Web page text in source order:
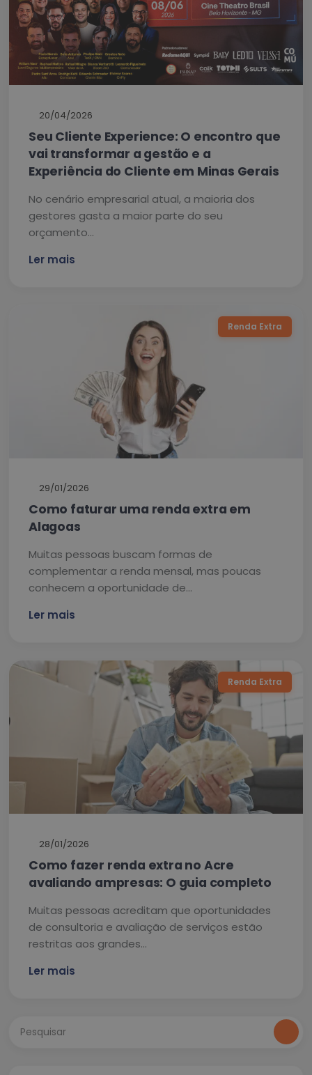
20/04/2026
Seu Cliente Experience: O encontro que
vai transformar a gestão e a
Experiência do Cliente em Minas Gerais
No cenário empresarial atual, a maioria dos
gestores gasta a maior parte do seu
orçamento…
Ler mais
Renda Extra
29/01/2026
Como faturar uma renda extra em
Alagoas
Muitas pessoas buscam formas de
complementar a renda mensal, mas poucas
conhecem a oportunidade de…
Ler mais
Renda Extra
28/01/2026
Como fazer renda extra no Acre
avaliando ampresas: O guia completo
Muitas pessoas acreditam que oportunidades
de consultoria e avaliação de serviços estão
restritas aos grandes…
Ler mais